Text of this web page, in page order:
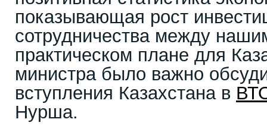
показывающая рост
сотрудничества между
практическом плане для
министра было важно
вступления Казахстана в
Нурша.